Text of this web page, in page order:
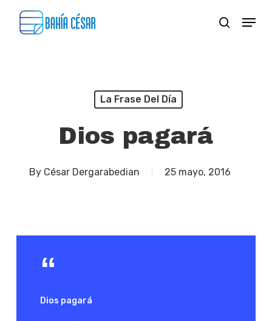
search
Menu
La Frase Del Día
Dios pagará
By César Dergarabedian 25 mayo, 2016
Dios pagará